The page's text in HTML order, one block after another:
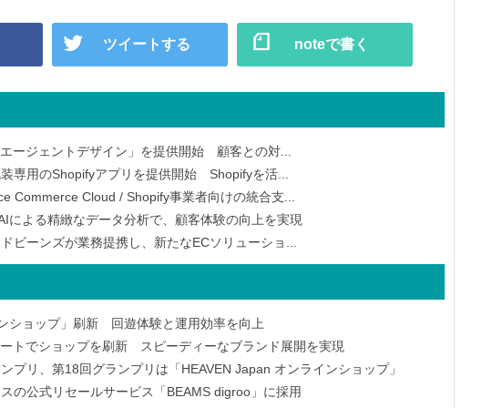
ツイートする noteで書く
ージェントデザイン」を提供開始 顧客との対...
専用のShopifyアプリを提供開始 Shopifyを活...
Commerce Cloud / Shopify事業者向けの統合支...
による精緻なデータ分析で、顧客体験の向上を実現
ビーンズが業務提携し、新たなECソリューショ...
ショップ」刷新 回遊体験と運用効率を向上
トでショップを刷新 スピーディーなブランド展開を実現
プリ、第18回グランプリは「HEAVEN Japan オンラインショップ」
の公式リセールサービス「BEAMS digroo」に採用